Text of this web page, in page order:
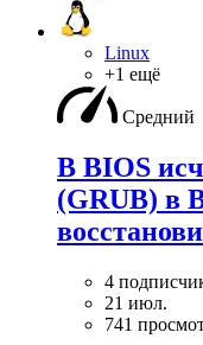
Linux
+1 ещё
Средний
В BIOS
(GRUB) в
4
21 июл.
741